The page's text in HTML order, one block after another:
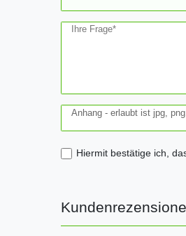
Ihre Frage*
Anhang - erlaubt ist jpg,
Hiermit bestätige ich,